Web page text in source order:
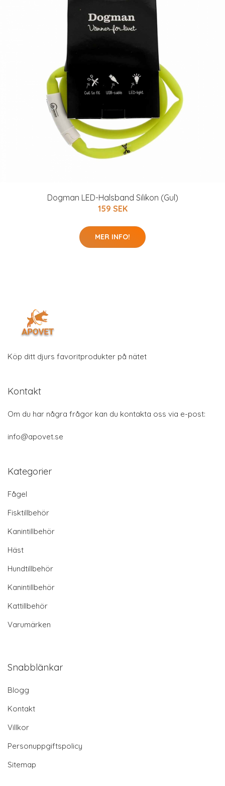
Dogman LED-Halsband Silikon (Gul)
159 SEK
MER INFO!
Köp ditt djurs favoritprodukter på nätet
Kontakt
Om du har några frågor kan du kontakta oss via e-post:
info@apovet.se
Kategorier
Fågel
Fisktillbehör
Kanintillbehör
Häst
Hundtillbehör
Kanintillbehör
Kattillbehör
Varumärken
Snabblänkar
Blogg
Kontakt
Villkor
Personuppgiftspolicy
Sitemap